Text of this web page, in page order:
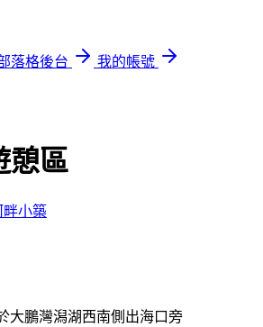
落格後台
我的帳號
憩區
畔小築
大鵬灣潟湖西南側出海口旁